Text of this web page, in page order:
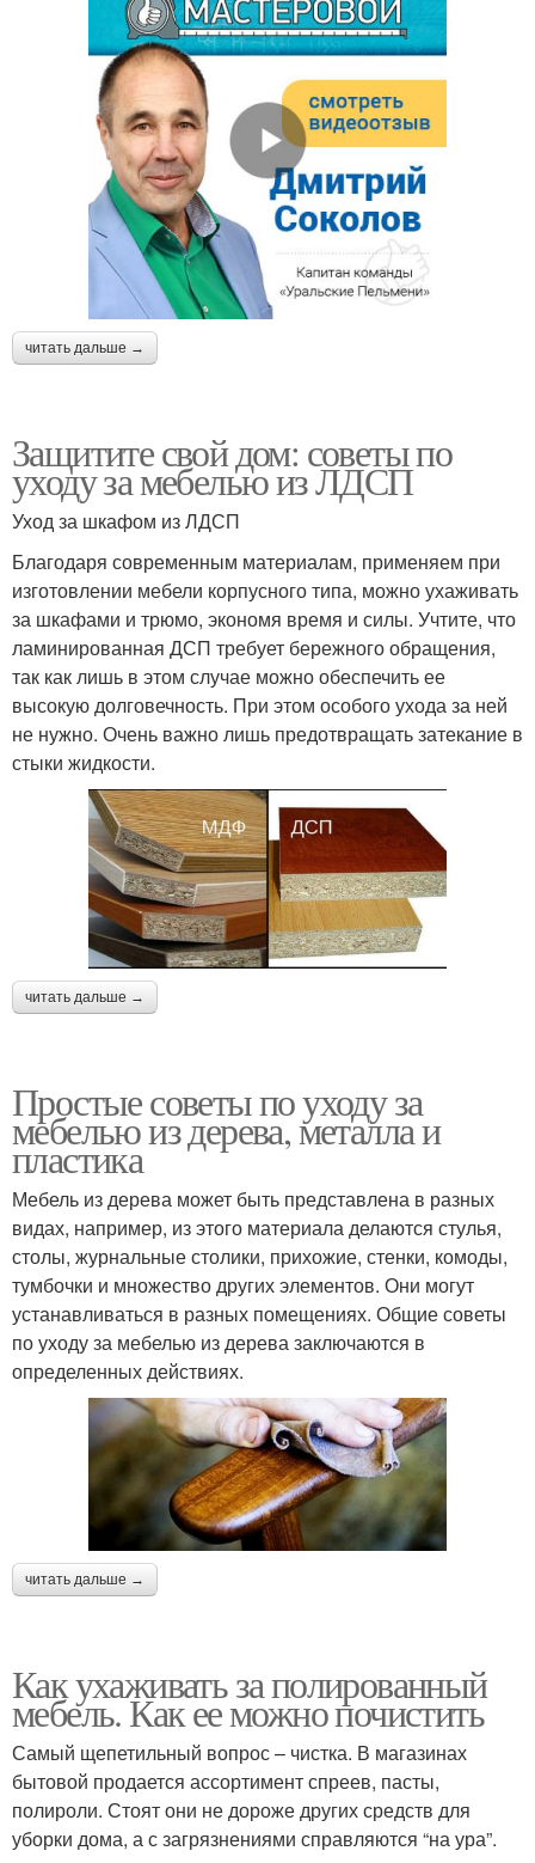
читать дальше →
Защитите свой дом: советы по
уходу за мебелью из ЛДСП
Уход за шкафом из ЛДСП
Благодаря современным материалам, применяем при
изготовлении мебели корпусного типа, можно ухаживать
за шкафами и трюмо, экономя время и силы. Учтите, что
ламинированная ДСП требует бережного обращения,
так как лишь в этом случае можно обеспечить ее
высокую долговечность. При этом особого ухода за ней
не нужно. Очень важно лишь предотвращать затекание в
стыки жидкости.
читать дальше →
Простые советы по уходу за
мебелью из дерева, металла и
пластика
Мебель из дерева может быть представлена в разных
видах, например, из этого материала делаются стулья,
столы, журнальные столики, прихожие, стенки, комоды,
тумбочки и множество других элементов. Они могут
устанавливаться в разных помещениях. Общие советы
по уходу за мебелью из дерева заключаются в
определенных действиях.
читать дальше →
Как ухаживать за полированный
мебель. Как ее можно почистить
Самый щепетильный вопрос – чистка. В магазинах
бытовой продается ассортимент спреев, пасты,
полироли. Стоят они не дороже других средств для
уборки дома, а с загрязнениями справляются “на ура”.